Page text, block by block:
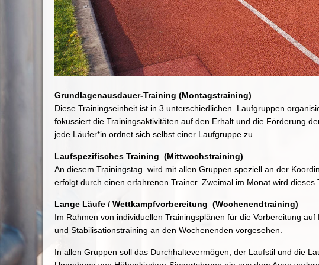
Grundlagenausdauer-Training (Montagstraining)
Diese Trainingseinheit ist in 3 unterschiedlichen Laufgruppen
fokussiert die Trainingsaktivitäten auf den Erhalt und die Förderung
jede Läufer*in ordnet sich selbst einer Laufgruppe zu.
Laufspezifisches Training (Mittwochstraining)
An diesem Trainingstag wird mit allen Gruppen speziell an der
erfolgt durch einen erfahrenen Trainer. Zweimal im Monat wird
Lange Läufe / Wettkampfvorbereitung (Wochenendtraining)
Im Rahmen von individuellen Trainingsplänen für die Vorbereitung
und Stabilisationstraining an den Wochenenden vorgesehen.
In allen Gruppen soll das Durchhaltevermögen, der Laufstil und die